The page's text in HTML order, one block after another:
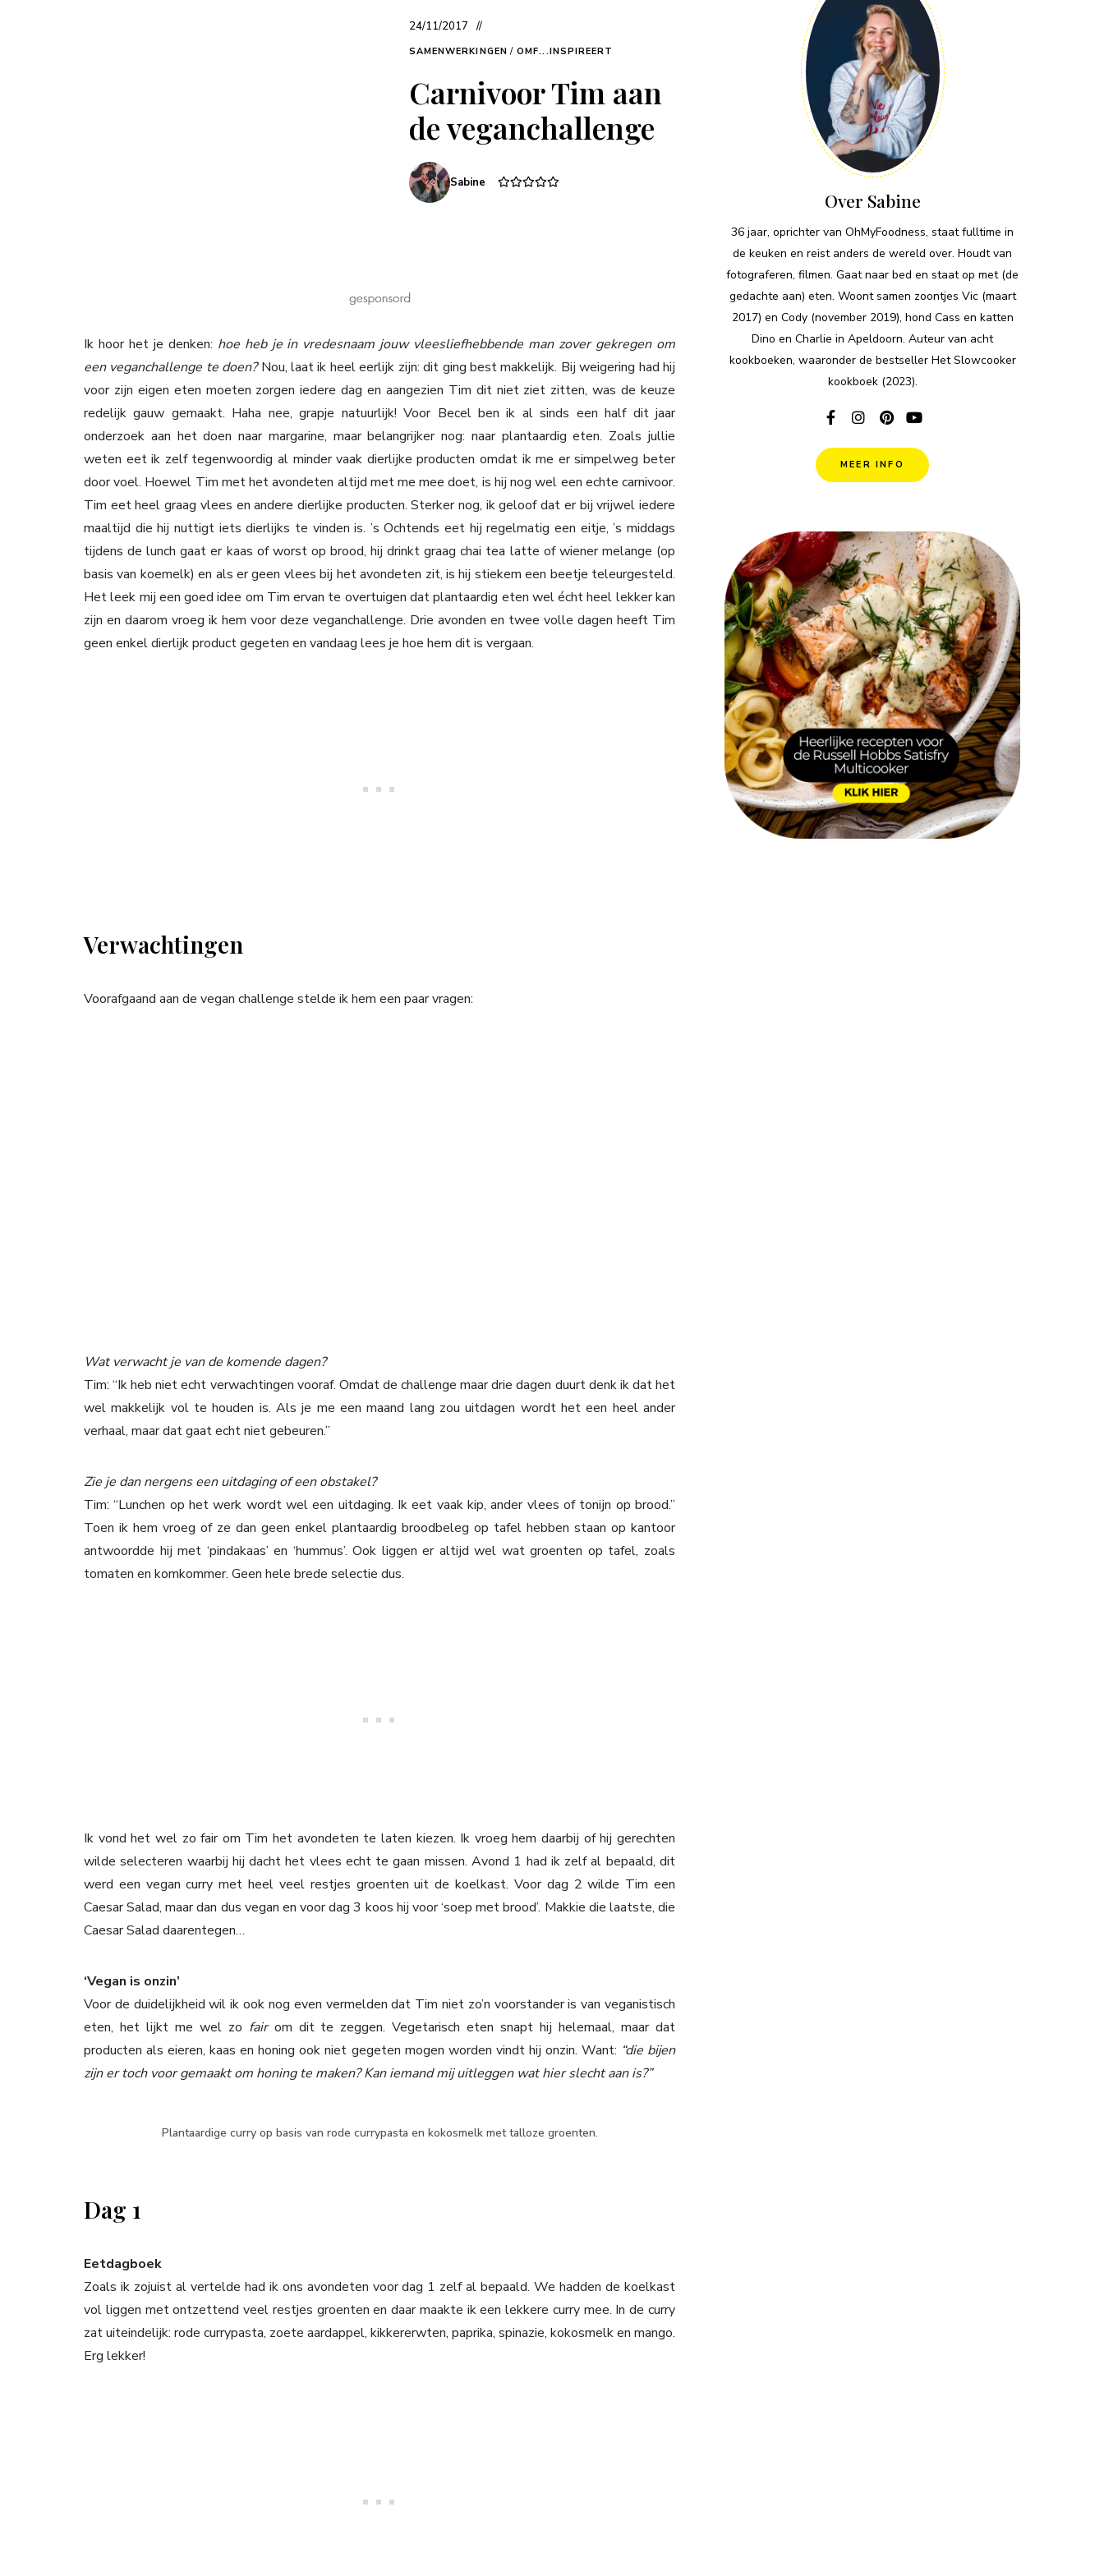
24/11/2017
SAMENWERKINGEN / OMF...INSPIREERT
Carnivoor Tim aan
de veganchallenge
Sabine
Ik hoor het je denken: hoe heb je in vredesnaam jouw vleesliefhebbende man zover gekregen om
een veganchallenge te doen?Nou, laat ik heel eerlijk zijn: dit ging best makkelijk. Bij weigering had hij
voor zijn eigen eten moeten zorgen iedere dag en aangezien Tim dit niet ziet zitten, was de keuze
redelijk gauw gemaakt. Haha nee, grapje natuurlijk! Voor Becel ben ik al sinds een half dit jaar
onderzoek aan het doen naar margarine, maar belangrijker nog: naar plantaardig eten. Zoals jullie
weten eet ik zelf tegenwoordig al minder vaak dierlijke producten omdat ik me er simpelweg beter
door voel. Hoewel Tim met het avondeten altijd met me mee doet, is hij nog wel een echte carnivoor.
Tim eet heel graag vlees en andere dierlijke producten. Sterker nog, ik geloof dat er bij vrijwel iedere
maaltijd die hij nuttigt iets dierlijks te vinden is. ’s Ochtends eet hij regelmatig een eitje, ’s middags
tijdens de lunch gaat er kaas of worst op brood, hij drinkt graag chai tea latte of wiener melange (op
basis van koemelk) en als er geen vlees bij het avondeten zit, is hij stiekem een beetje teleurgesteld.
Het leek mij een goed idee om Tim ervan te overtuigen dat plantaardig eten wel écht heel lekker kan
zijn en daarom vroeg ik hem voor deze veganchallenge. Drie avonden en twee volle dagen heeft Tim
geen enkel dierlijk product gegeten en vandaag lees je hoe hem dit is vergaan.
Verwachtingen
Voorafgaand aan de vegan challenge stelde ik hem een paar vragen:
Wat verwacht je van de komende dagen?
Tim: “Ik heb niet echt verwachtingen vooraf. Omdat de challenge maar drie dagen duurt denk ik dat het
wel makkelijk vol te houden is. Als je me een maand lang zou uitdagen wordt het een heel ander
verhaal, maar dat gaat echt niet gebeuren.”
Zie je dan nergens een uitdaging of een obstakel?
Tim: “Lunchen op het werk wordt wel een uitdaging. Ik eet vaak kip, ander vlees of tonijn op brood.”
Toen ik hem vroeg of ze dan geen enkel plantaardig broodbeleg op tafel hebben staan op kantoor
antwoordde hij met ‘pindakaas’ en ‘hummus’. Ook liggen er altijd wel wat groenten op tafel, zoals
tomaten en komkommer. Geen hele brede selectie dus.
Ik vond het wel zo fair om Tim het avondeten te laten kiezen. Ik vroeg hem daarbij of hij gerechten
wilde selecteren waarbij hij dacht het vlees echt te gaan missen. Avond 1 had ik zelf al bepaald, dit
werd een vegan curry met heel veel restjes groenten uit de koelkast. Voor dag 2 wilde Tim een
Caesar Salad, maar dan dus vegan en voor dag 3 koos hij voor ‘soep met brood’. Makkie die laatste, die
Caesar Salad daarentegen…
‘Vegan is onzin’
Voor de duidelijkheid wil ik ook nog even vermelden dat Tim niet zo’n voorstander is van veganistisch
eten, het lijkt me wel zo fair om dit te zeggen. Vegetarisch eten snapt hij helemaal, maar dat
producten als eieren, kaas en honing ook niet gegeten mogen worden vindt hij onzin. Want: “die bijen
zijn er toch voor gemaakt om honing te maken? Kan iemand mij uitleggen wat hier slecht aan is?”
Plantaardige curry op basis van rode currypasta en kokosmelk met talloze groenten.
Dag 1
Eetdagboek
Zoals ik zojuist al vertelde had ik ons avondeten voor dag 1 zelf al bepaald. We hadden de koelkast
vol liggen met ontzettend veel restjes groenten en daar maakte ik een lekkere curry mee. In de curry
zat uiteindelijk: rode currypasta, zoete aardappel, kikkererwten, paprika, spinazie, kokosmelk en mango.
Erg lekker!
Over Sabine
36 jaar, oprichter van OhMyFoodness, staat fulltime in
de keuken en reist anders de wereld over. Houdt van
fotograferen, filmen. Gaat naar bed en staat op met (de
gedachte aan) eten. Woont samen zoontjes Vic (maart
2017) en Cody (november 2019), hond Cass en katten
Dino en Charlie in Apeldoorn. Auteur van acht
kookboeken, waaronder de bestseller Het Slowcooker
kookboek (2023).
MEER INFO